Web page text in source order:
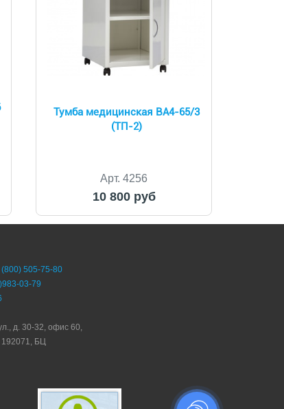
Тумба медицинская BA4-65/3
(ТП-2)
Арт. 4256
10 800 руб
(800) 505-75-80
03-79
д. 30-32, офис 60,
192071, БЦ